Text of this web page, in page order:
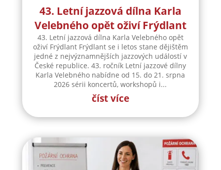
43. Letní jazzová dílna Karla
Velebného opět oživí Frýdlant
43. Letní jazzová dílna Karla Velebného opět
oživí Frýdlant Frýdlant se i letos stane dějištěm
jedné z nejvýznamnějších jazzových událostí v
České republice. 43. ročník Letní jazzové dílny
Karla Velebného nabídne od 15. do 21. srpna
2026 sérii koncertů, workshopů i...
číst více